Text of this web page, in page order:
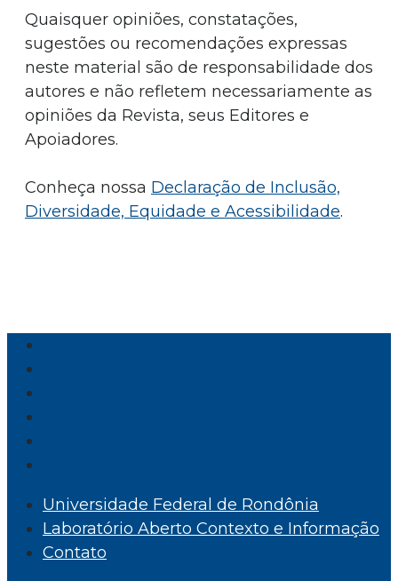
Quaisquer opiniões, constatações,
sugestões ou recomendações expressas
neste material são de responsabilidade dos
autores e não refletem necessariamente as
opiniões da Revista, seus Editores e
Apoiadores.
Conheça nossa Declaração de Inclusão,
Diversidade, Equidade e Acessibilidade.
Universidade Federal de Rondônia
Laboratório Aberto Contexto e Informação
Contato